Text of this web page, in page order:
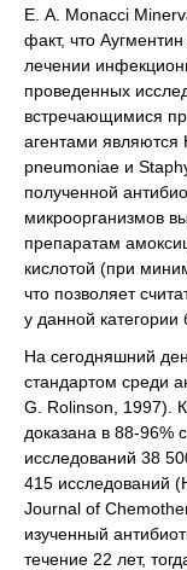
E. A. Monacci
факт, что
лечении
проведенных
встречающимися
агентами являются
рneumoniae и
полученной
микроорганизмов
препаратам
кислотой (при
что позволяет
у данной категории
На сегодняшний
стандартом среди
G. Rolinson, 1997).
доказана в 88-96%
исследований 38
415 исследований
Journal of
изученный
течение 22 лет,